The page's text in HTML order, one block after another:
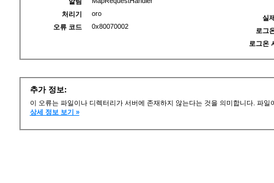
처리기
oro
오류 코드
0x80070002
실
로그
로그온
추가 정보:
이 오류는 파일이나 디렉터리가 서버에 존재하지 않는다는 것을 의미합니다. 파
상세 정보 보기 »